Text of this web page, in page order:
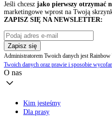
Jeśli chcesz jako pierwszy otrzymać
marketingowe wprost na Twoją
ZAPISZ SIĘ NA NEWSLETTER:
Zapisz się
Administratorem Twoich danych jest Rainbow
Twoich danych oraz prawie i sposobie
O nas
Kim jesteśmy
Dla prasy